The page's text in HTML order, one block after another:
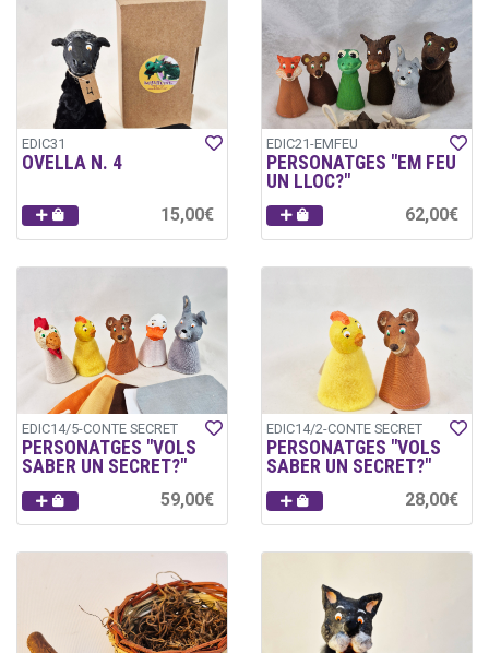
EDIC31
OVELLA N. 4
15,00€
EDIC21-EMFEU
PERSONATGES "EM FEU
UN LLOC?"
62,00€
EDIC14/5-CONTE SECRET
PERSONATGES "VOLS
SABER UN SECRET?"
59,00€
EDIC14/2-CONTE SECRET
PERSONATGES "VOLS
SABER UN SECRET?"
28,00€